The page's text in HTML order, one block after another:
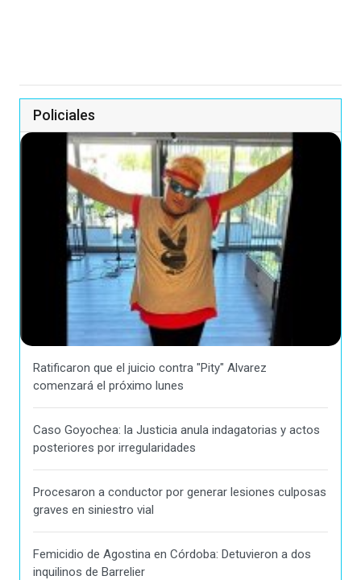
Policiales
Ratificaron que el juicio contra "Pity" Alvarez
comenzará el próximo lunes
Caso Goyochea: la Justicia anula indagatorias y actos
posteriores por irregularidades
Procesaron a conductor por generar lesiones culposas
graves en siniestro vial
Femicidio de Agostina en Córdoba: Detuvieron a dos
inquilinos de Barrelier